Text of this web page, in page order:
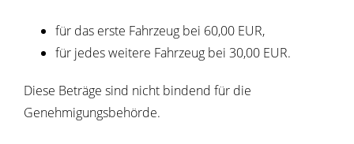
für das erste Fahrzeug bei 60,00 EUR,
für jedes weitere Fahrzeug bei 30,00 EUR.
Diese Beträge sind nicht bindend für die
Genehmigungsbehörde.